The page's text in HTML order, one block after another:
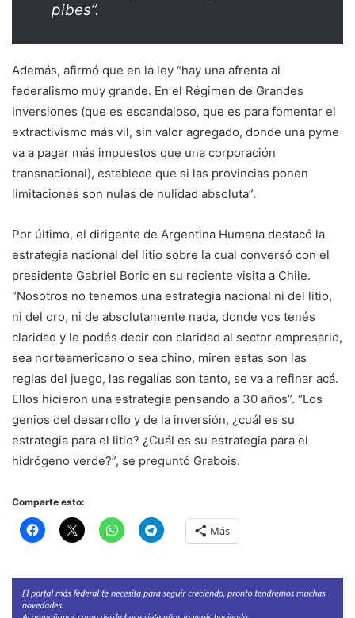
pibes”.
Además, afirmó que en la ley “hay una afrenta al
federalismo muy grande. En el Régimen de Grandes
Inversiones (que es escandaloso, que es para fomentar el
extractivismo más vil, sin valor agregado, donde una pyme
va a pagar más impuestos que una corporación
transnacional), establece que si las provincias ponen
limitaciones son nulas de nulidad absoluta”.
Por último, el dirigente de Argentina Humana destacó la
estrategia nacional del litio sobre la cual conversó con el
presidente Gabriel Boric en su reciente visita a Chile.
“Nosotros no tenemos una estrategia nacional ni del litio,
ni del oro, ni de absolutamente nada, donde vos tenés
claridad y le podés decir con claridad al sector empresario,
sea norteamericano o sea chino, miren estas son las
reglas del juego, las regalías son tanto, se va a refinar acá.
Ellos hicieron una estrategia pensando a 30 años”. “Los
genios del desarrollo y de la inversión, ¿cuál es su
estrategia para el litio? ¿Cuál es su estrategia para el
hidrógeno verde?”, se preguntó Grabois.
Comparte esto:
Más